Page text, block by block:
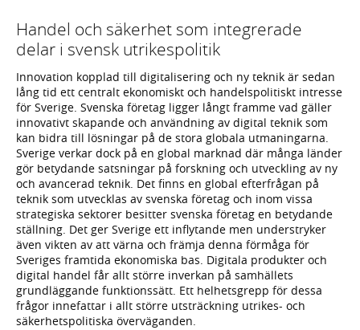
Handel och säkerhet som integrerade
delar i svensk utrikespolitik
Innovation kopplad till digitalisering och ny teknik är sedan
lång tid ett centralt ekonomiskt och handelspolitiskt intresse
för Sverige. Svenska företag ligger långt framme vad gäller
innovativt skapande och användning av digital teknik som
kan bidra till lösningar på de stora globala utmaningarna.
Sverige verkar dock på en global marknad där många länder
gör betydande satsningar på forskning och utveckling av ny
och avancerad teknik. Det finns en global efterfrågan på
teknik som utvecklas av svenska företag och inom vissa
strategiska sektorer besitter svenska företag en betydande
ställning. Det ger Sverige ett inflytande men understryker
även vikten av att värna och främja denna förmåga för
Sveriges framtida ekonomiska bas. Digitala produkter och
digital handel får allt större inverkan på samhällets
grundläggande funktionssätt. Ett helhetsgrepp för dessa
frågor innefattar i allt större utsträckning utrikes- och
säkerhetspolitiska överväganden.